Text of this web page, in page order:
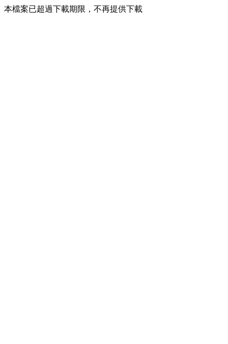
本檔案已超過下載期限，不再提供下載